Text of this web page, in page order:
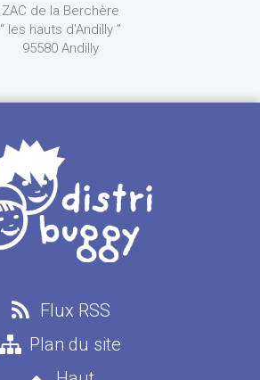
ZAC de la Berchère
“ les hauts d'Andilly ”
95580 Andilly
Flux RSS
Plan du site